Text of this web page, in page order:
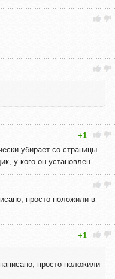
+1
убирает со страницы
у кого он установлен.
просто положили в
+1
просто положили